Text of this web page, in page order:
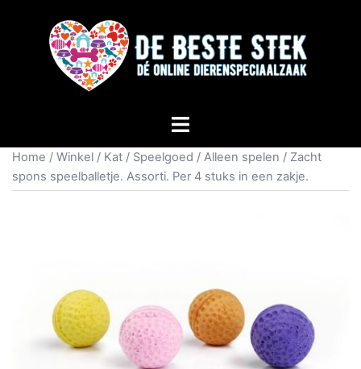
Home / Winkel / Kat / Speelgoed / Alleen spelen / Zacht
spons speelballetje. Assorti. Per 4 stuks in een zakje.